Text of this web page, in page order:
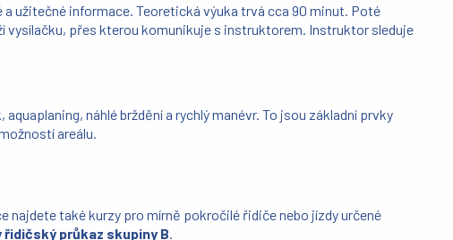
užitečné informace. Teoretická výuka trvá cca 90 minut. Poté
vysílačku, přes kterou komunikuje s instruktorem. Instruktor sleduje
náhlé brždění a rychlý manévr. To jsou základní prvky
areálu.
najdete také kurzy pro mírně pokročilé řidiče nebo jízdy určené
řidičský průkaz skupiny B.